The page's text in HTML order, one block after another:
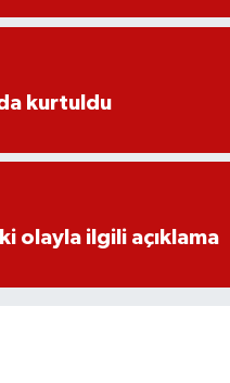
kurtuldu
olayla ilgili açıklama